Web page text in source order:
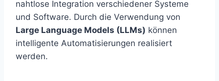
nahtlose Integration verschiedener Systeme
und Software. Durch die Verwendung von
Large Language Models (LLMs) können
intelligente Automatisierungen realisiert
werden.